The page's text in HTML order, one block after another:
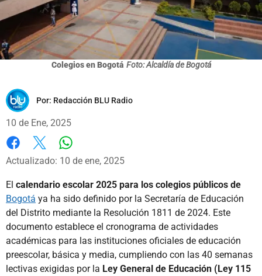
Colegios en Bogotá Foto: Alcaldía de Bogotá
Por: Redacción BLU Radio
10 de Ene, 2025
Facebook
X
Actualizado: 10 de ene, 2025
El calendario escolar 2025 para los colegios públicos de
Bogotá ya ha sido definido por la Secretaría de Educación
del Distrito mediante la Resolución 1811 de 2024. Este
documento establece el cronograma de actividades
académicas para las instituciones oficiales de educación
preescolar, básica y media, cumpliendo con las 40 semanas
lectivas exigidas por la Ley General de Educación (Ley 115